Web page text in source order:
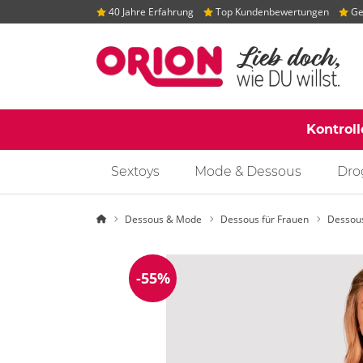
40 Jahre Erfahrung Top Kundenbewertungen
Sextoys Mode & Dessous
StartseiteDessous & Mode Dessous für Frauen
Reduzierung
-55%